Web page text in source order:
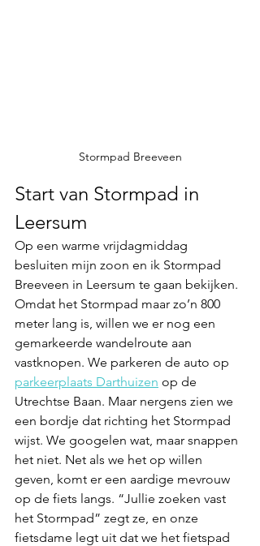
Stormpad Breeveen
Start van Stormpad in
Leersum
Op een warme vrijdagmiddag
besluiten mijn zoon en ik Stormpad
Breeveen in Leersum te gaan bekijken.
Omdat het Stormpad maar zo’n 800
meter lang is, willen we er nog een
gemarkeerde wandelroute aan
vastknopen. We parkeren de auto op
parkeerplaats Darthuizen op de
Utrechtse Baan. Maar nergens zien we
een bordje dat richting het Stormpad
wijst. We googelen wat, maar snappen
het niet. Net als we het op willen
geven, komt er een aardige mevrouw
op de fiets langs. “Jullie zoeken vast
het Stormpad” zegt ze, en onze
fietsdame legt uit dat we het fietspad